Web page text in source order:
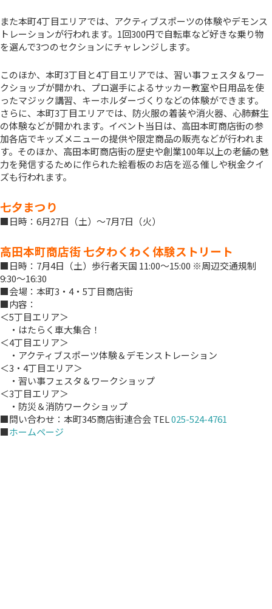
また本町4丁目エリアでは、アクティブスポーツの体験やデモンス
トレーションが行われます。1回300円で自転車など好きな乗り物
を選んで3つのセクションにチャレンジします。
このほか、本町3丁目と4丁目エリアでは、習い事フェスタ＆ワー
クショップが開かれ、プロ選手によるサッカー教室や日用品を使
ったマジック講習、キーホルダーづくりなどの体験ができます。
さらに、本町3丁目エリアでは、防火服の着装や消火器、心肺蘇生
の体験などが開かれます。イベント当日は、高田本町商店街の参
加各店でキッズメニューの提供や限定商品の販売などが行われま
す。そのほか、高田本町商店街の歴史や創業100年以上の老舗の魅
力を発信するために作られた絵看板のお店を巡る催しや税金クイ
ズも行われます。
七夕まつり
■日時：6月27日（土）～7月7日（火）
高田本町商店街 七夕わくわく体験ストリート
■日時：7月4日（土）歩行者天国 11:00～15:00 ※周辺交通規制
9:30～16:30
■会場：本町3・4・5丁目商店街
■内容：
＜5丁目エリア＞
・はたらく車大集合！
＜4丁目エリア＞
・アクティブスポーツ体験＆デモンストレーション
＜3・4丁目エリア＞
・習い事フェスタ＆ワークショップ
＜3丁目エリア＞
・防災＆消防ワークショップ
■問い合わせ：本町345商店街連合会 TEL025-524-4761
■ホームページ